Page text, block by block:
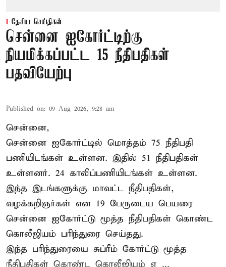
தேசிய செய்திகள்
சென்னை ஐகோர்ட்டிற்கு
நியமிக்கப்பட்ட 15 நீதிபதிகள்
பதவியேற்பு
Published on: 09 Aug 2026, 9:28 am
சென்னை,
சென்னை ஐகோர்ட்டில் மொத்தம் 75 நீதிபதி
பணியிடங்கள் உள்ளன. இதில் 51 நீதிபதிகள்
உள்ளனர். 24 காலிப்பணியிடங்கள் உள்ளன.
இந்த இடங்களுக்கு மாவட்ட நீதிபதிகள்,
வழக்கறிஞர்கள் என 19 பேருடைய பெயரை
சென்னை ஐகோர்ட்டு மூத்த நீதிபதிகள் கொண்ட
கொலீஜியம் பரிந்துரை செய்தது.
இந்த பரிந்துரையை சுப்ரீம் கோர்ட்டு மூத்த
நீதிபதிகள் கொண்ட கொலீஜியம் ஏ ...